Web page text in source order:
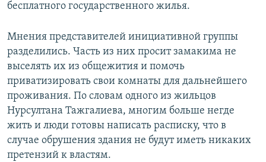
бесплатного государственного жилья.
Мнения представителей инициативной группы
разделились. Часть из них просит замакима не
выселять их из общежития и помочь
приватизировать свои комнаты для дальнейшего
проживания. По словам одного из жильцов
Нурсултана Тажгалиева, многим больше негде
жить и люди готовы написать расписку, что в
случае обрушения здания не будут иметь никаких
претензий к властям.